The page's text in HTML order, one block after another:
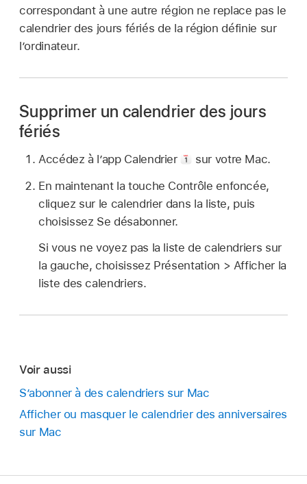
correspondant à une autre région ne replace pas le
calendrier des jours fériés de la région définie sur
lʼordinateur.
Supprimer un calendrier des jours
fériés
Accédez à lʼapp Calendrier
sur votre Mac.
En maintenant la touche Contrôle enfoncée,
cliquez sur le calendrier dans la liste, puis
choisissez Se désabonner.
Si vous ne voyez pas la liste de calendriers sur
la gauche, choisissez Présentation > Afficher la
liste des calendriers.
Voir aussi
S’abonner à des calendriers sur Mac
Afficher ou masquer le calendrier des anniversaires
sur Mac